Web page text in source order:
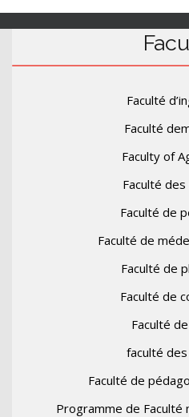
Faculté
Faculté
Faculty of
Faculté
Faculté de
Faculté de
Faculté de
Faculté de
Faculté
faculté
Faculté de
Programme de Faculté